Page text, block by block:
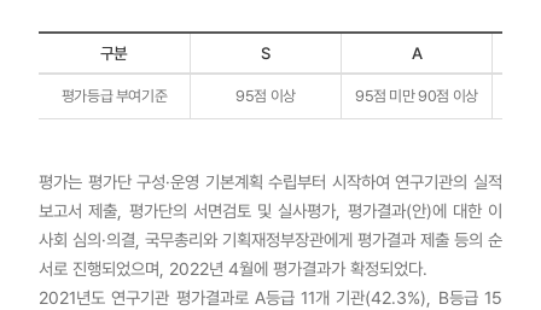
구분 S A
평가등급 부여기준 95점 이상 95점 미만 90점 이상
평가는 평가단 구성·운영 기본계획 수립부터 시작하여 연구기관의 실적
보고서 제출, 평가단의 서면검토 및 실사평가, 평가결과(안)에 대한 이
사회 심의·의결, 국무총리와 기획재정부장관에게 평가결과 제출 등의 순
서로 진행되었으며, 2022년 4월에 평가결과가 확정되었다.
2021년도 연구기관 평가결과로 A등급 11개 기관(42.3%), B등급 15